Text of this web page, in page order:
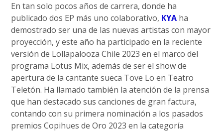
En tan solo pocos años de carrera, donde ha
publicado dos EP más uno colaborativo, KYA ha
demostrado ser una de las nuevas artistas con mayor
proyección, y este año ha participado en la reciente
versión de Lollapalooza Chile 2023 en el marco del
programa Lotus Mix, además de ser el show de
apertura de la cantante sueca Tove Lo en Teatro
Teletón. Ha llamado también la atención de la prensa
que han destacado sus canciones de gran factura,
contando con su primera nominación a los pasados
premios Copihues de Oro 2023 en la categoría